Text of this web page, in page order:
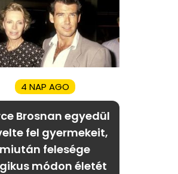
4 NAP AGO
Brosnan egyedül
fel gyermekeit,
miután felesége
módon életét